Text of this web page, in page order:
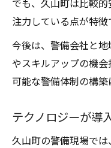
でも、久山町は比較
注力している点が特徴
今後は、警備会社と
やスキルアップの機
可能な警備体制の構築
テクノロジーが導
久山町の警備現場で